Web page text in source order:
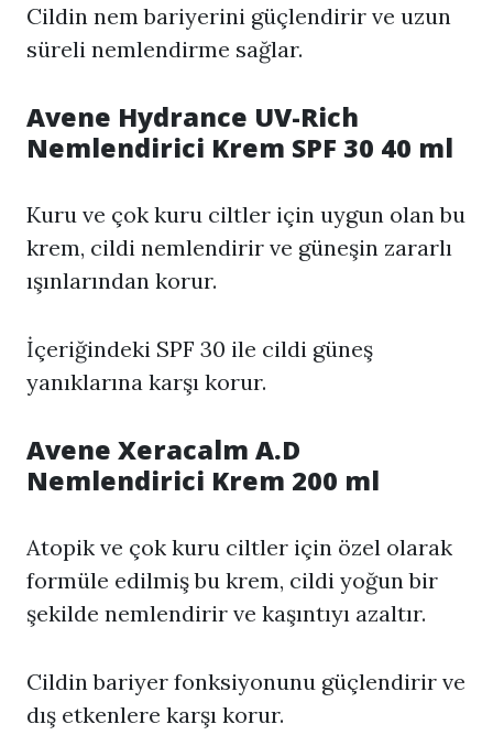
Cildin nem bariyerini güçlendirir ve uzun
süreli nemlendirme sağlar.
Avene Hydrance UV-Rich
Nemlendirici Krem SPF 30 40 ml
Kuru ve çok kuru ciltler için uygun olan bu
krem, cildi nemlendirir ve güneşin zararlı
ışınlarından korur.
İçeriğindeki SPF 30 ile cildi güneş
yanıklarına karşı korur.
Avene Xeracalm A.D
Nemlendirici Krem 200 ml
Atopik ve çok kuru ciltler için özel olarak
formüle edilmiş bu krem, cildi yoğun bir
şekilde nemlendirir ve kaşıntıyı azaltır.
Cildin bariyer fonksiyonunu güçlendirir ve
dış etkenlere karşı korur.